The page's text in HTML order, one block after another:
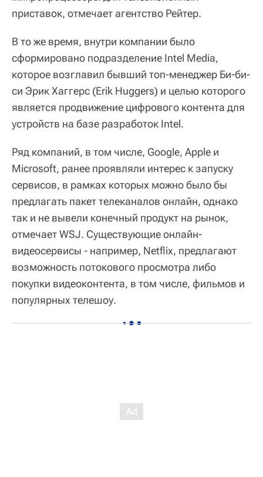
приставок, отмечает агентство Рейтер.
В то же время, внутри компании было
сформировано подразделение Intel Media,
которое возглавил бывший топ-менеджер Би-би-
си Эрик Хаггерс (Erik Huggers) и целью которого
является продвижение цифрового контента для
устройств на базе разработок Intel.
Ряд компаний, в том числе, Google, Apple и
Microsoft, ранее проявляли интерес к запуску
сервисов, в рамках которых можно было бы
предлагать пакет телеканалов онлайн, однако
так и не вывели конечный продукт на рынок,
отмечает WSJ. Существующие онлайн-
видеосервисы - например, Netflix, предлагают
возможность потокового просмотра либо
покупки видеоконтента, в том числе, фильмов и
популярных телешоу.